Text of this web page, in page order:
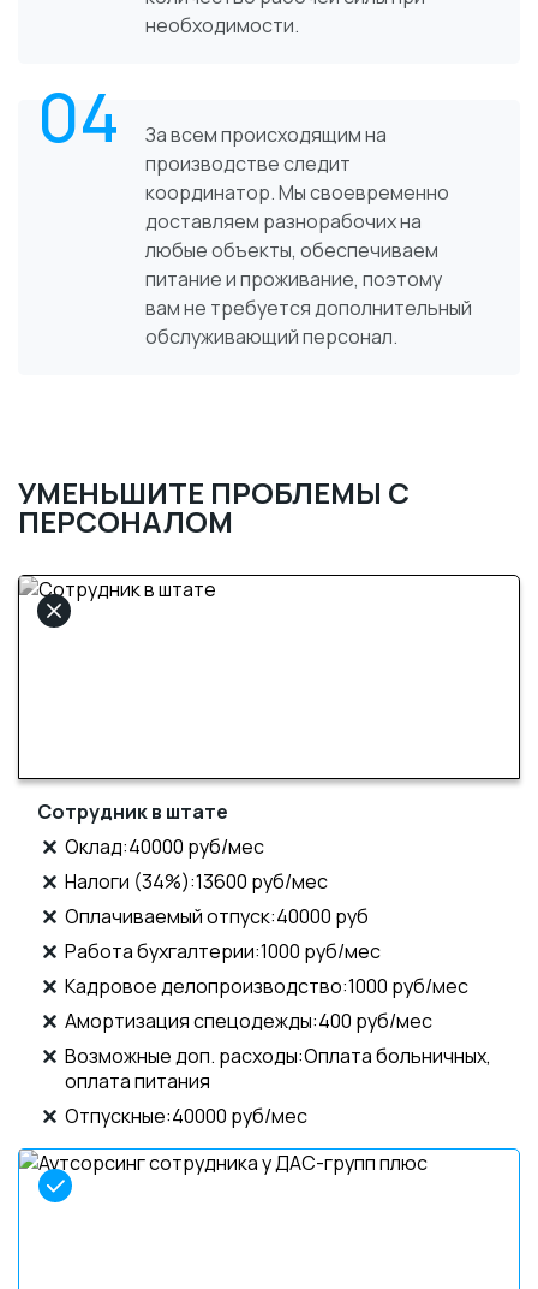
необходимости.
04
За всем происходящим на
производстве следит
координатор. Мы своевременно
доставляем разнорабочих на
любые объекты, обеспечиваем
питание и проживание, поэтому
вам не требуется дополнительный
обслуживающий персонал.
УМЕНЬШИТЕ ПРОБЛЕМЫ С
ПЕРСОНАЛОМ
Сотрудник в штате
Оклад:40000 руб/мес
Налоги (34%):13600 руб/мес
Оплачиваемый отпуск:40000 руб
Работа бухгалтерии:1000 руб/мес
Кадровое делопроизводство:1000 руб/мес
Амортизация спецодежды:400 руб/мес
Возможные доп. расходы:Оплата больничных,
оплата питания
Отпускные:40000 руб/мес